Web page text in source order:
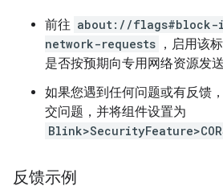
前往 about://flags#block-
network-requests ，启用该
是否按预期向专用网络资源发送
如果您遇到任何问题或有反馈
交问题，并将组件设置为
反馈示例